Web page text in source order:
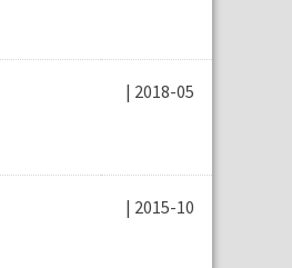
| 2018-05
| 2015-10